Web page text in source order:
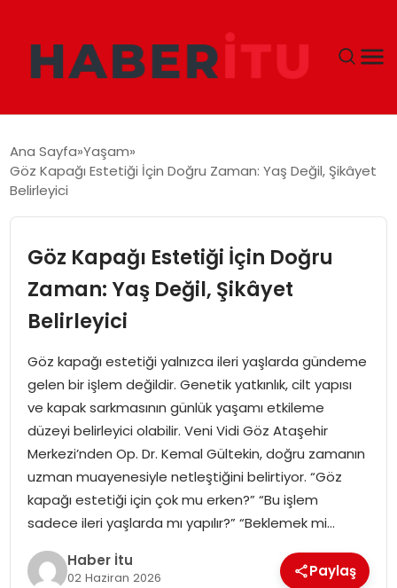
DÜNYA
TEKNOLOJI
EĞITIM
MAGAZIN
SPOR
YAŞAM
Ana Sayfa Yaşam
Göz Kapağı Estetiği İçin Doğru Zaman: Yaş Değil, Şikâyet
Belirleyici
Göz Kapağı Estetiği İçin Doğru
Zaman: Yaş Değil, Şikâyet
Belirleyici
Göz kapağı estetiği yalnızca ileri yaşlarda gündeme
gelen bir işlem değildir. Genetik yatkınlık, cilt yapısı
ve kapak sarkmasının günlük yaşamı etkileme
düzeyi belirleyici olabilir. Veni Vidi Göz Ataşehir
Merkezi’nden Op. Dr. Kemal Gültekin, doğru zamanın
uzman muayenesiyle netleştiğini belirtiyor. “Göz
kapağı estetiği için çok mu erken?” “Bu işlem
sadece ileri yaşlarda mı yapılır?” “Beklemek mi…
Haber İtu
02 Haziran 2026 Paylaş